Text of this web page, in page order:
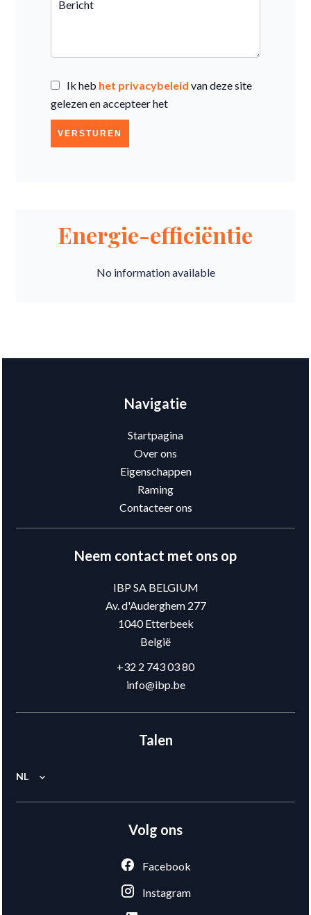
Ik heb het privacybeleid van deze site
gelezen en accepteer het
VERSTUREN
Energie-efficiëntie
No information available
Navigatie
Startpagina
Over ons
Eigenschappen
Raming
Contacteer ons
Neem contact met ons op
IBP SA BELGIUM
Av. d'Auderghem 277
1040Etterbeek
België
+32 2 743 03 80
info@ibp.be
Talen
NL
Volg ons
Facebook
Instagram